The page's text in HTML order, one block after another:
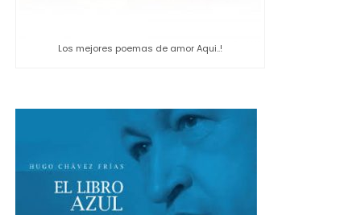
Los mejores poemas de amor Aqui..!